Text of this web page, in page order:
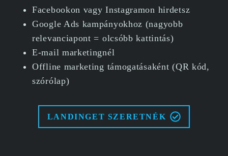
Facebookon vagy Instagramon hirdetsz
Google Ads kampányokhoz (nagyobb
relevanciapont = olcsóbb kattintás)
E-mail marketingnél
Offline marketing támogatásaként (QR kód,
szórólap)
LANDINGET SZERETNÉK